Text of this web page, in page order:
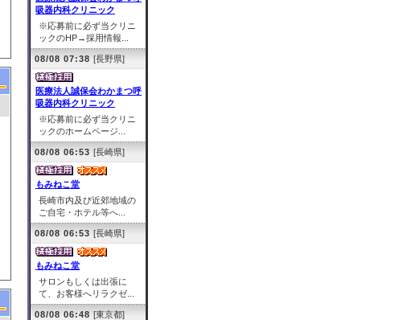
吸器内科クリニック
※応募前に必ず当クリニ
ックのHP→採用情報...
08/08 07:38 [長野県]
医療法人誠保会わかまつ呼
吸器内科クリニック
※応募前に必ず当クリニ
ックのホームページ...
08/08 06:53 [長崎県]
もみねこ堂
長崎市内及び近郊地域の
ご自宅・ホテル等へ...
08/08 06:53 [長崎県]
もみねこ堂
サロンもしくは出張に
て、お客様へリラクゼ...
08/08 06:48 [東京都]